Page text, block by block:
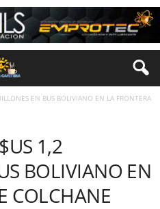
EN BUS BOLIVIANO EN LA FRONTERA
1,2
BOLIVIANO EN
COLCHANE